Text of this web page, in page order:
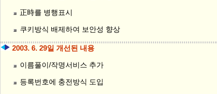
正時를 병행표시
쿠키방식 배제하여 보안성 향상
2003. 6. 29일 개선된 내용
이름풀이/작명서비스 추가
등록번호에 충전방식 도입